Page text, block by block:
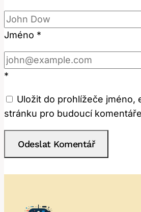
Jméno *
*
Uložit do prohlížeče jméno,
stránku pro budoucí